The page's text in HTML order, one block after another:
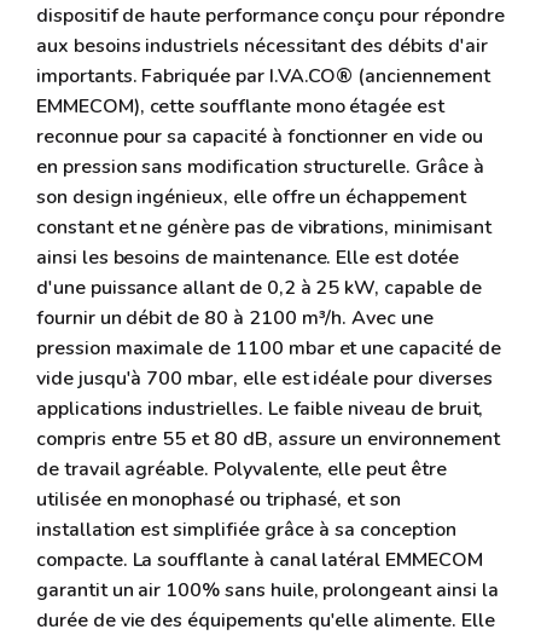
dispositif de haute performance conçu pour répondre
aux besoins industriels nécessitant des débits d'air
importants. Fabriquée par I.VA.CO® (anciennement
EMMECOM), cette soufflante mono étagée est
reconnue pour sa capacité à fonctionner en vide ou
en pression sans modification structurelle. Grâce à
son design ingénieux, elle offre un échappement
constant et ne génère pas de vibrations, minimisant
ainsi les besoins de maintenance. Elle est dotée
d'une puissance allant de 0,2 à 25 kW, capable de
fournir un débit de 80 à 2100 m³/h. Avec une
pression maximale de 1100 mbar et une capacité de
vide jusqu'à 700 mbar, elle est idéale pour diverses
applications industrielles. Le faible niveau de bruit,
compris entre 55 et 80 dB, assure un environnement
de travail agréable. Polyvalente, elle peut être
utilisée en monophasé ou triphasé, et son
installation est simplifiée grâce à sa conception
compacte. La soufflante à canal latéral EMMECOM
garantit un air 100% sans huile, prolongeant ainsi la
durée de vie des équipements qu'elle alimente. Elle